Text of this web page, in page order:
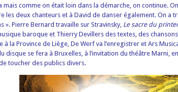
mais comme on était loin dans la démarche, on continue.
les deux chanteurs et à David de danser également. On a
Pierre Bernard travaille sur Stravinsky, Le sacre du
baroque et Thierry Devillers des textes, des
la Province de Liège, De Werf va l’enregistrer et Ars
disque se fera à Bruxelles, à l’invitation du théâtre Marni, en
toucher des publics divers.